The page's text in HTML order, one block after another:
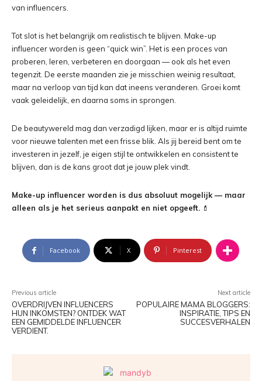
van influencers.
Tot slot is het belangrijk om realistisch te blijven. Make-up
influencer worden is geen “quick win”. Het is een proces van
proberen, leren, verbeteren en doorgaan — ook als het even
tegenzit. De eerste maanden zie je misschien weinig resultaat,
maar na verloop van tijd kan dat ineens veranderen. Groei komt
vaak geleidelijk, en daarna soms in sprongen.
De beautywereld mag dan verzadigd lijken, maar er is altijd ruimte
voor nieuwe talenten met een frisse blik. Als jij bereid bent om te
investeren in jezelf, je eigen stijl te ontwikkelen en consistent te
blijven, dan is de kans groot dat je jouw plek vindt.
Make-up influencer worden is dus absoluut mogelijk — maar
alleen als je het serieus aanpakt en niet opgeeft. 💄
Facebook X Pinterest
Previous article
OVERDRIJVEN INFLUENCERS
HUN INKOMSTEN? ONTDEK WAT
EEN GEMIDDELDE INFLUENCER
VERDIENT.
Next article
POPULAIRE MAMA BLOGGERS:
INSPIRATIE, TIPS EN
SUCCESVERHALEN